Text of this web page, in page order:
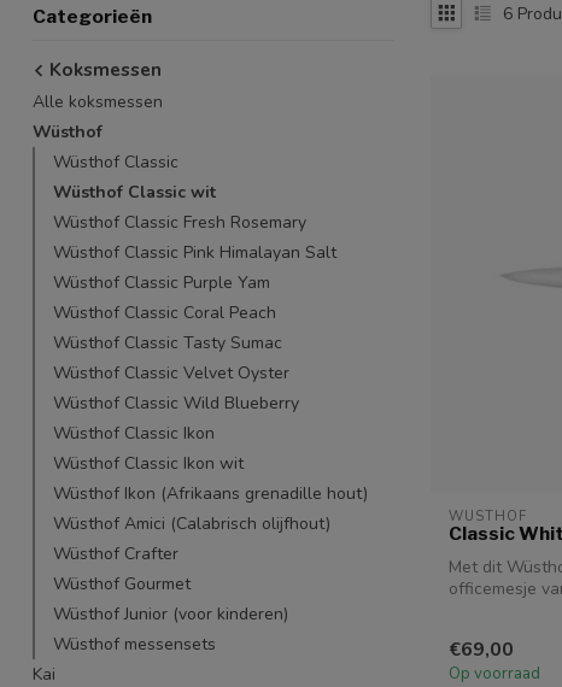
Categorieën
Koksmessen
Alle koksmessen
Wüsthof
Wüsthof Classic
Wüsthof Classic wit
Wüsthof Classic Fresh Rosemary
Wüsthof Classic Pink Himalayan Salt
Wüsthof Classic Purple Yam
Wüsthof Classic Coral Peach
Wüsthof Classic Tasty Sumac
Wüsthof Classic Velvet Oyster
Wüsthof Classic Wild Blueberry
Wüsthof Classic Ikon
Wüsthof Classic Ikon wit
Wüsthof Ikon (Afrikaans grenadille hout)
Wüsthof Amici (Calabrisch olijfhout)
Wüsthof Crafter
Wüsthof Gourmet
Wüsthof Junior (voor kinderen)
Wüsthof messensets
Kai
6
WUSTHOF
Classic
Met dit
officemesje
€69,00
Op voorraad